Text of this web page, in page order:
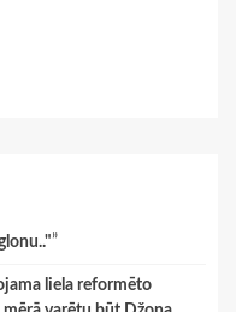
”
liela reformēto